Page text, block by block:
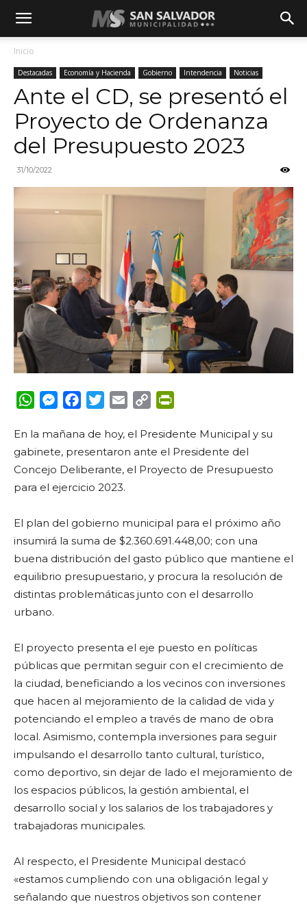
Inicio
Destacadas Economía y Hacienda Gobierno Intendencia Noticias
Ante el CD, se presentó el
Proyecto de Ordenanza
del Presupuesto 2023
31/10/2022
WhatsApp
Messenger
FacebookTwitterEmail Copy
En la mañana de hoy, el Presidente Municipal y su
gabinete, presentaron ante el Presidente del
Concejo Deliberante, el Proyecto de Presupuesto
para el ejercicio 2023.
El plan del gobierno municipal para el próximo año
insumirá la suma de $2.360.691.448,00; con una
buena distribución del gasto público que mantiene el
equilibrio presupuestario, y procura la resolución de
distintas problemáticas junto con el desarrollo
urbano.
El proyecto presenta el eje puesto en políticas
públicas que permitan seguir con el crecimiento de
la ciudad, beneficiando a los vecinos con inversiones
que hacen al mejoramiento de la calidad de vida y
potenciando el empleo a través de mano de obra
local. Asimismo, contempla inversiones para seguir
impulsando el desarrollo tanto cultural, turístico,
como deportivo, sin dejar de lado el mejoramiento de
los espacios públicos, la gestión ambiental, el
desarrollo social y los salarios de los trabajadores y
trabajadoras municipales.
Al respecto, el Presidente Municipal destacó
«estamos cumpliendo con una obligación legal y
señalando que nuestros objetivos son contener